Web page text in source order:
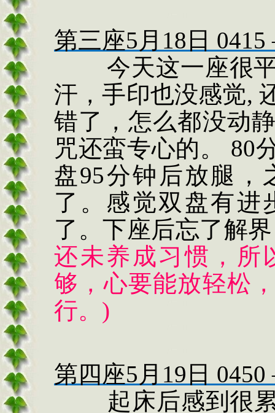
第三座5 月 18 日 0415
今天这一座很
汗，手印也没感觉,
错了，怎么都没动
咒还蛮专心的。
80
盘95分钟后放腿，
了。感觉双盘有进
了。下座后忘了解
还未养成习惯，所
够，心要能放轻松
行。 )
第四座5 月 19 日 0450
起床后感到很